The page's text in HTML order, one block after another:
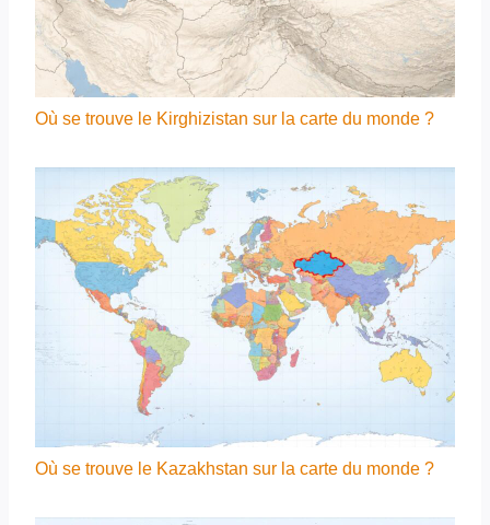
Où se trouve le Kirghizistan sur la carte du monde ?
Où se trouve le Kazakhstan sur la carte du monde ?